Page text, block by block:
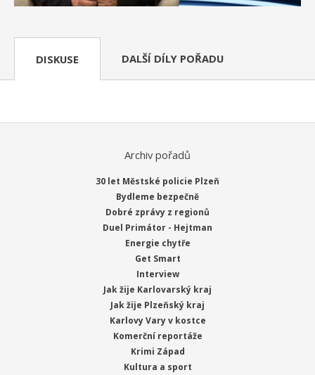
DISKUSE DALŠÍ DÍLY POŘADU
Archiv pořadů
30 let Městské policie Plzeň
Bydleme bezpečně
Dobré zprávy z regionů
Duel Primátor - Hejtman
Energie chytře
Get Smart
Interview
Jak žije Karlovarský kraj
Jak žije Plzeňský kraj
Karlovy Vary v kostce
Komerční reportáže
Krimi Západ
Kultura a sport